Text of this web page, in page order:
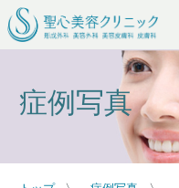
症例写真